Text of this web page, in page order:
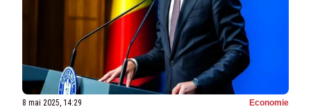
8 mai 2025, 14:29 Economie